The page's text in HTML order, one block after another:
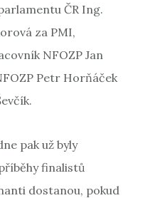
ČR Ing.
za PMI,
NFOZP Jan
Petr Horňáček
pak už byly
finalistů
dostanou, pokud